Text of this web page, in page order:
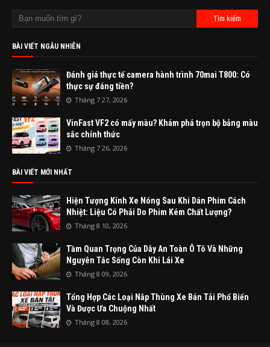
BÀI VIẾT NGẪU NHIÊN
Đánh giá thực tế camera hành trình 70mai T800: Có
thực sự đáng tiền?
Tháng 7 27, 2026
VinFast VF2 có mấy màu? Khám phá trọn bộ bảng màu
sắc chính thức
Tháng 7 26, 2026
BÀI VIẾT MỚI NHẤT
Hiện Tượng Kính Xe Nóng Sau Khi Dán Phim Cách
Nhiệt: Liệu Có Phải Do Phim Kém Chất Lượng?
Tháng 8 10, 2026
Tầm Quan Trọng Của Dây An Toàn Ô Tô Và Những
Nguyên Tắc Sống Còn Khi Lái Xe
Tháng 8 09, 2026
Tổng Hợp Các Loại Nắp Thùng Xe Bán Tải Phổ Biến
Và Được Ưa Chuộng Nhất
Tháng 8 08, 2026